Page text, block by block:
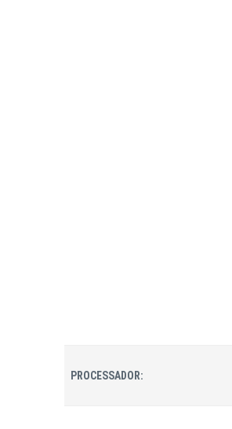
PROCESSADOR: